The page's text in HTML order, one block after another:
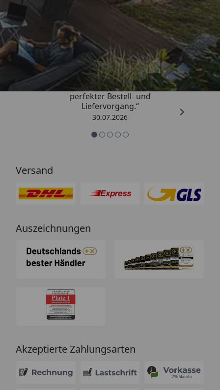
Trusted Shops
4,76/ 5
„Qualitativ sehr gute Ware und ein
perfekter Bestell- und
Liefervorgang.“
30.07.2026
Versand
Auszeichnungen
Akzeptierte Zahlungsarten